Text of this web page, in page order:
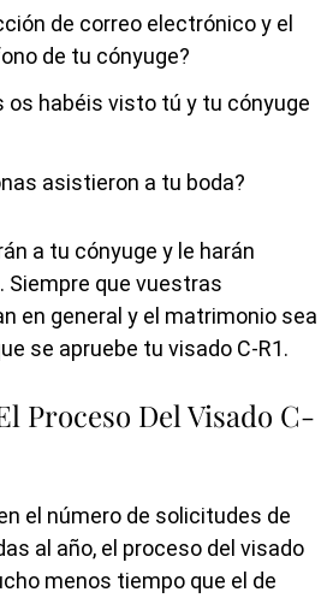
de correo electrónico y el
de tu cónyuge?
os habéis visto tú y tu cónyuge
asistieron a tu boda?
a tu cónyuge y le harán
Siempre que vuestras
en general y el matrimonio sea
se apruebe tu visado C-R1.
Proceso Del Visado C-
el número de solicitudes de
al año, el proceso del visado
menos tiempo que el de